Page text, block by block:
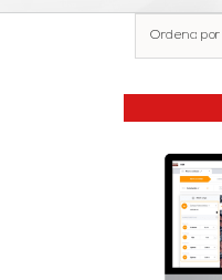
Ordena por